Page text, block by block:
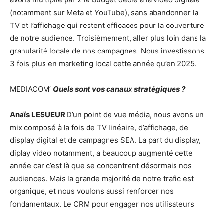
(notamment sur Meta et YouTube), sans abandonner la
TV et l’affichage qui restent efficaces pour la couverture
de notre audience. Troisièmement, aller plus loin dans la
granularité locale de nos campagnes. Nous investissons
3 fois plus en marketing local cette année qu’en 2025.
MEDIACOM’ Quels sont vos canaux stratégiques ?
Anaïs LESUEUR D’un point de vue média, nous avons un
mix composé à la fois de TV linéaire, d’affichage, de
display digital et de campagnes SEA. La part du display,
diplay video notamment, a beaucoup augmenté cette
année car c’est là que se concentrent désormais nos
audiences. Mais la grande majorité de notre trafic est
organique, et nous voulons aussi renforcer nos
fondamentaux. Le CRM pour engager nos utilisateurs